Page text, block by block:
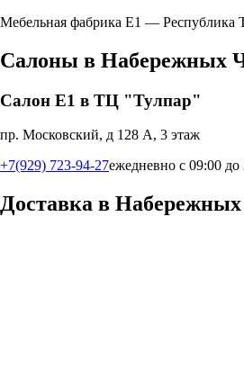
Мебельная фабрика Е1 — Республика
Салоны в Набережных
Салон Е1 в ТЦ "Тулпар"
пр. Московский, д 128 А, 3 этаж
+7(929) 723-94-27ежедневно с 09:00 до
Доставка в